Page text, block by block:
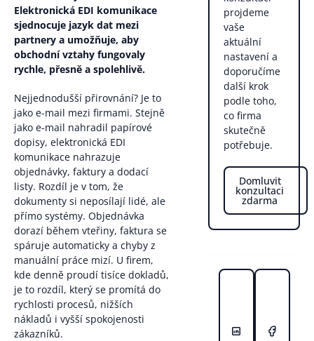
Elektronická EDI komunikace
sjednocuje jazyk dat mezi
partnery a umožňuje, aby
obchodní vztahy fungovaly
rychle, přesně a spolehlivě.
Nejjednodušší přirovnání? Je to
jako e-mail mezi firmami. Stejně
jako e-mail nahradil papírové
dopisy, elektronická EDI
komunikace nahrazuje
objednávky, faktury a dodací
listy. Rozdíl je v tom, že
dokumenty si neposílají lidé, ale
přímo systémy. Objednávka
dorazí během vteřiny, faktura se
spáruje automaticky a chyby z
manuální práce mizí. U firem,
kde denně proudí tisíce dokladů,
je to rozdíl, který se promítá do
rychlosti procesů, nižších
nákladů i vyšší spokojenosti
zákazníků.
projdeme
vaše
aktuální
nastavení a
doporučíme
další krok
podle toho,
co firma
skutečně
potřebuje.
Domluvit
konzultaci
zdarma